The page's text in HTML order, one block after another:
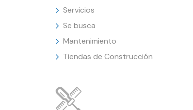
Servicios
Se busca
Mantenimiento
Tiendas de Construcción